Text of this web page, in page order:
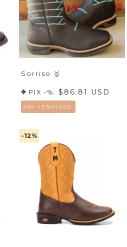
Sorriso 🥇
PIX -%: $86.81 USD
430 VENDIDOS.
-12%